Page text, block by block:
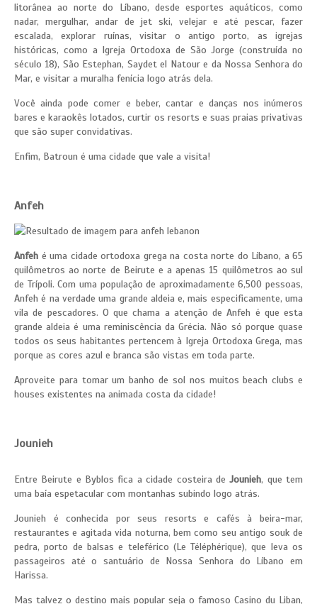
litorânea ao norte do Líbano, desde esportes aquáticos, como
nadar, mergulhar, andar de jet ski, velejar e até pescar, fazer
escalada, explorar ruínas, visitar o antigo porto, as igrejas
históricas, como a Igreja Ortodoxa de São Jorge (construída no
século 18), São Estephan, Saydet el Natour e da Nossa Senhora do
Mar, e visitar a muralha fenícia logo atrás dela.
Você ainda pode comer e beber, cantar e danças nos inúmeros
bares e karaokês lotados, curtir os resorts e suas praias privativas
que são super convidativas.
Enfim, Batroun é uma cidade que vale a visita!
Anfeh
Anfeh é uma cidade ortodoxa grega na costa norte do Líbano, a 65
quilômetros ao norte de Beirute e a apenas 15 quilômetros ao sul
de Trípoli. Com uma população de aproximadamente 6,500 pessoas,
Anfeh é na verdade uma grande aldeia e, mais especificamente, uma
vila de pescadores. O que chama a atenção de Anfeh é que esta
grande aldeia é uma reminiscência da Grécia. Não só porque quase
todos os seus habitantes pertencem à Igreja Ortodoxa Grega, mas
porque as cores azul e branca são vistas em toda parte.
Aproveite para tomar um banho de sol nos muitos beach clubs e
houses existentes na animada costa da cidade!
Jounieh
Entre Beirute e Byblos fica a cidade costeira deJounieh, que tem
uma baía espetacular com montanhas subindo logo atrás.
Jounieh é conhecida por seus resorts e cafés à beira-mar,
restaurantes e agitada vida noturna, bem como seu antigo souk de
pedra, porto de balsas e teleférico (Le Téléphérique), que leva os
passageiros até o santuário de Nossa Senhora do Líbano em
Harissa.
Mas talvez o destino mais popular seja o famoso Casino du Liban,